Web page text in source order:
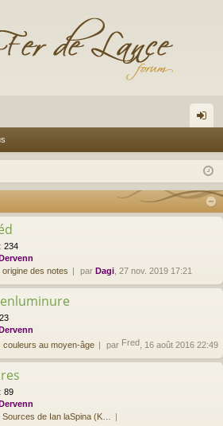
ne
on
: 234
origine des notes par Dagi , 27 nov. 2019 17:21
23
couleurs au moyen-âge par Fred , 16 août 2016 22:49
: 89
Sources de Ian laSpina (K…